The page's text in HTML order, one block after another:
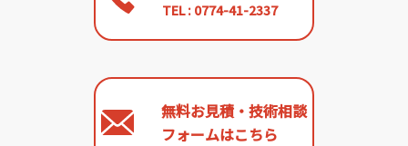
TEL : 0774-41-2337
無料お見積・技術相談
フォームはこちら